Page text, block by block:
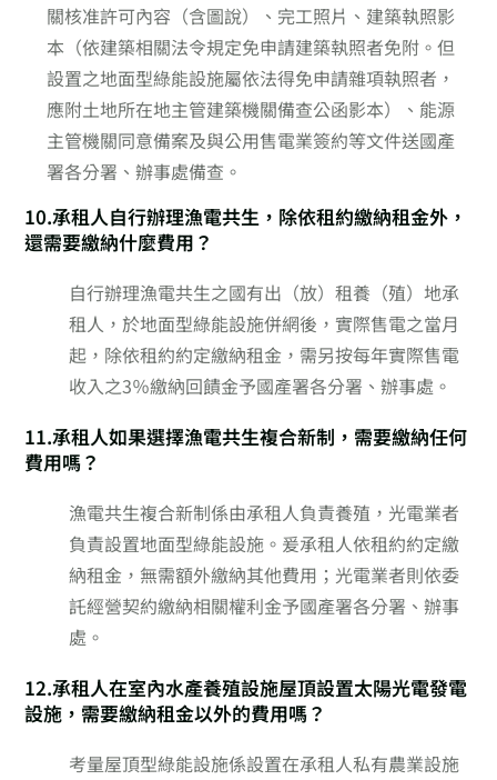
關核准許可內容（含圖說）、完工照片、建築執照影
本（依建築相關法令規定免申請建築執照者免附。但
設置之地面型綠能設施屬依法得免申請雜項執照者，
應附土地所在地主管建築機關備查公函影本）、能源
主管機關同意備案及與公用售電業簽約等文件送國產
署各分署、辦事處備查。
10.承租人自行辦理漁電共生，除依租約繳納租金外，
還需要繳納什麼費用？
自行辦理漁電共生之國有出（放）租養（殖）地承
租人，於地面型綠能設施併網後，實際售電之當月
起，除依租約約定繳納租金，需另按每年實際售電
收入之3％繳納回饋金予國產署各分署、辦事處。
11.承租人如果選擇漁電共生複合新制，需要繳納任何
費用嗎？
漁電共生複合新制係由承租人負責養殖，光電業者
負責設置地面型綠能設施。爰承租人依租約約定繳
納租金，無需額外繳納其他費用；光電業者則依委
託經營契約繳納相關權利金予國產署各分署、辦事
處。
12.承租人在室內水產養殖設施屋頂設置太陽光電發電
設施，需要繳納租金以外的費用嗎？
考量屋頂型綠能設施係設置在承租人私有農業設施